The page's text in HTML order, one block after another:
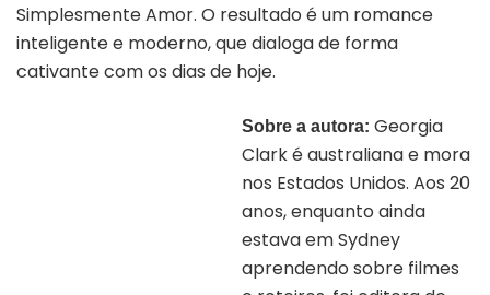
Simplesmente Amor. O resultado é um romance
inteligente e moderno, que dialoga de forma
cativante com os dias de hoje.
Sobre a autora: Georgia
Clark é australiana e mora
nos Estados Unidos. Aos 20
anos, enquanto ainda
estava em Sydney
aprendendo sobre filmes